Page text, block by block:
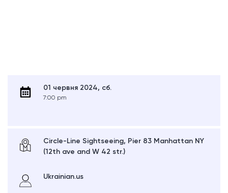
01 червня 2024, сб.
7:00 pm
Circle-Line Sightseeing, Pier 83 Manhattan NY
(12th ave and W 42 str.)
Ukrainian.us